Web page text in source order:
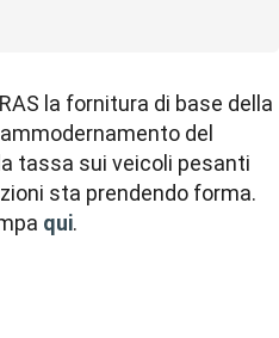
la fornitura di base della
del
tassa sui veicoli pesanti
sta prendendo forma.
qui.